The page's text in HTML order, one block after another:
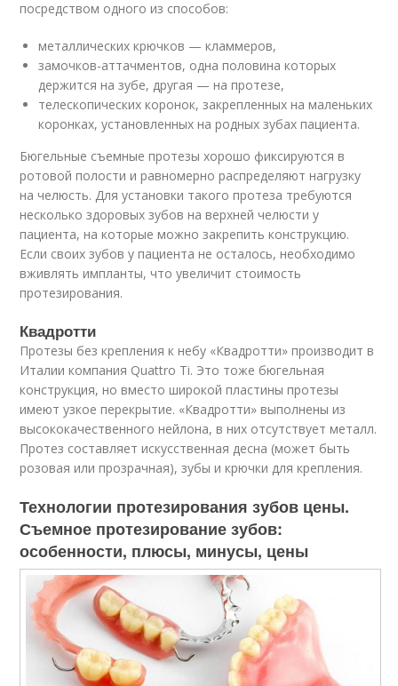
посредством одного из способов:
металлических крючков — кламмеров,
замочков-аттачментов, одна половина которых
держится на зубе, другая — на протезе,
телескопических коронок, закрепленных на маленьких
коронках, установленных на родных зубах пациента.
Бюгельные съемные протезы хорошо фиксируются в
ротовой полости и равномерно распределяют нагрузку
на челюсть. Для установки такого протеза требуются
несколько здоровых зубов на верхней челюсти у
пациента, на которые можно закрепить конструкцию.
Если своих зубов у пациента не осталось, необходимо
вживлять импланты, что увеличит стоимость
протезирования.
Квадротти
Протезы без крепления к небу «Квадротти» производит в
Италии компания Quattro Ti. Это тоже бюгельная
конструкция, но вместо широкой пластины протезы
имеют узкое перекрытие. «Квадротти» выполнены из
высококачественного нейлона, в них отсутствует металл.
Протез составляет искусственная десна (может быть
розовая или прозрачная), зубы и крючки для крепления.
Технологии протезирования зубов цены.
Съемное протезирование зубов:
особенности, плюсы, минусы, цены